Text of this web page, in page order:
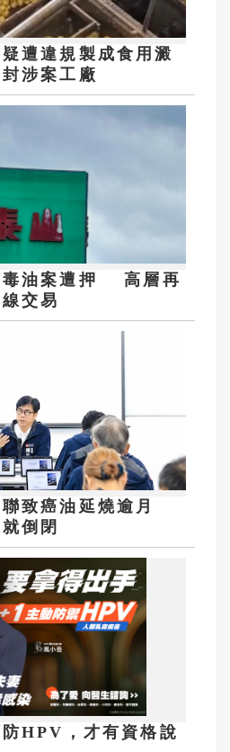
遭違規製成食用澱
涉案工廠
毒油案遭押 高層再
交易
聯致癌油延燒逾月
倒閉
HPV，才有資格說